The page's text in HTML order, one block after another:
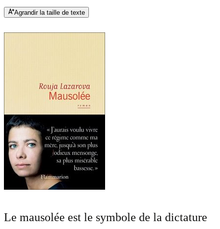
Agrandir la taille de texte
Le mausolée est le symbole de la dictature